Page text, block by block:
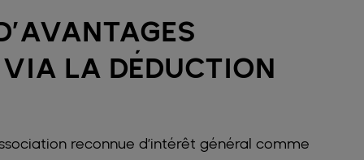
LA DÉDUCTION
reconnue d’intérêt général comme